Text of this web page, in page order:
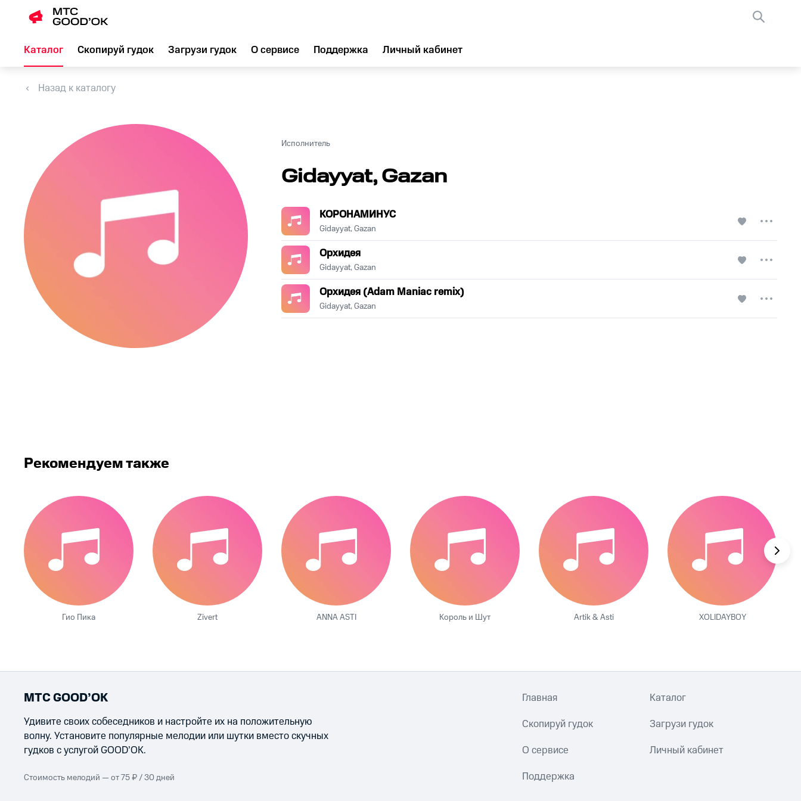
Каталог Скопируй гудок Загрузи гудок О сервисе Поддержка Личный кабинет
Назад к каталогу
Исполнитель
Gidayyat, Gazan
КОРОНАМИНУС
Gidayyat, Gazan
Орхидея
Gidayyat, Gazan
Орхидея (Adam Maniac remix)
Gidayyat, Gazan
Рекомендуем также
Гио Пика Zivert ANNA ASTI Король и Шут Artik & Asti XOLIDAYBOY
МТС GOOD’OK
Удивите своих собеседников и настройте их на положительную
волну. Установите популярные мелодии или шутки вместо скучных
гудков с услугой GOOD’OK.
Стоимость мелодий — от 75 ₽ / 30 дней
Главная Каталог
Скопируй гудок Загрузи гудок
О сервисе Личный кабинет
Поддержка